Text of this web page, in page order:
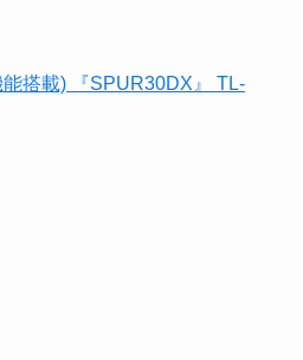
搭載) 『SPUR30DX』 TL-